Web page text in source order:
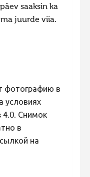
saaksin ka
juurde viia.
фотографию в
условиях
4.0. Снимок
в
на